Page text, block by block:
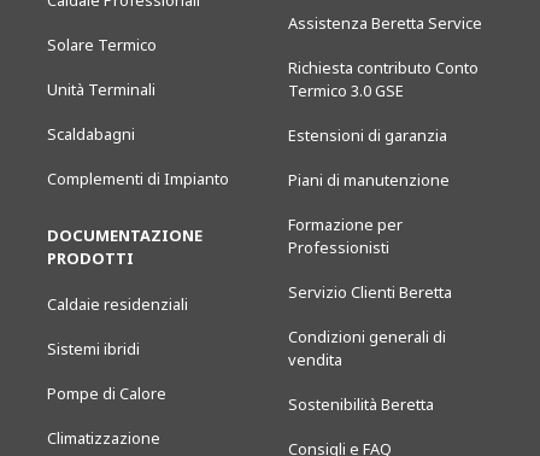
Solare Termico
Unità Terminali
Scaldabagni
Complementi di Impianto
DOCUMENTAZIONE
PRODOTTI
Caldaie residenziali
Sistemi ibridi
Pompe di Calore
Climatizzazione
Assistenza Beretta Service
Richiesta contributo Conto
Termico 3.0 GSE
Estensioni di garanzia
Piani di manutenzione
Formazione per
Professionisti
Servizio Clienti Beretta
Condizioni generali di
vendita
Sostenibilità Beretta
Consigli e FAQ